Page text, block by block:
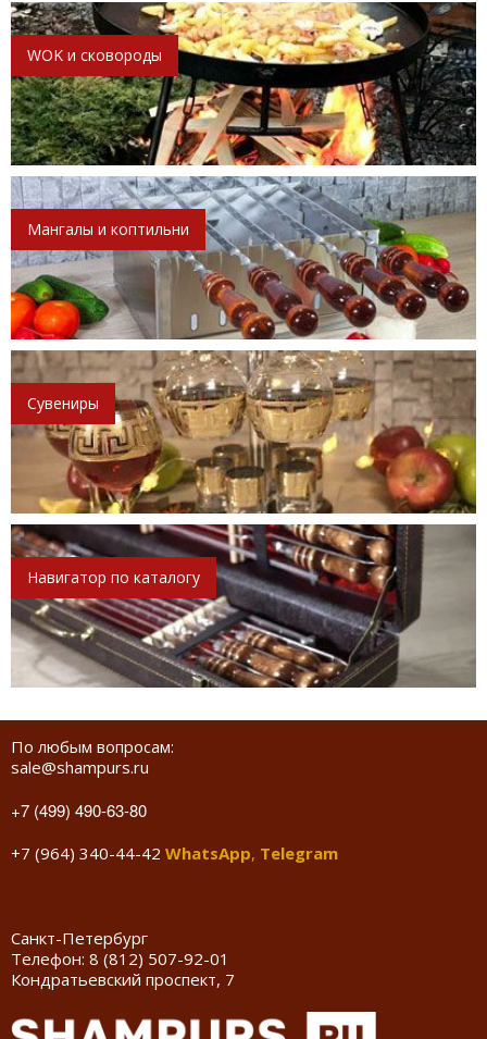
WOK и сковороды
Мангалы и коптильни
Сувениры
Навигатор по каталогу
По любым вопросам:
sale@shampurs.ru
+7 (499) 490-63-80
+7 (964) 340-44-42 WhatsApp, Telegram
Санкт-Петербург
Телефон: 8 (812) 507-92-01
Кондратьевский проспект, 7